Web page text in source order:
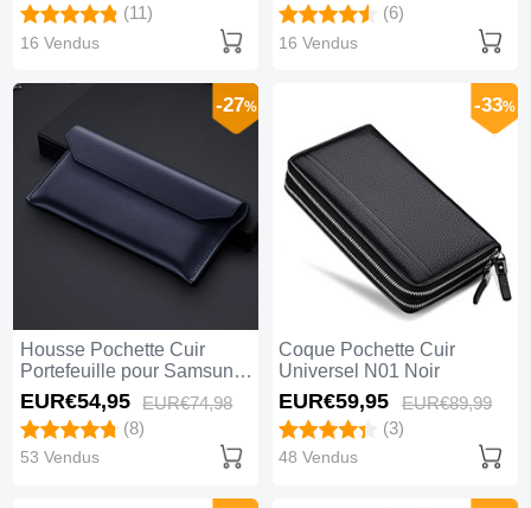
(11)
16 Vendus
(6)
16 Vendus
Housse Pochette Cuir
Portefeuille pour Samsung
Galaxy Z Fold3 5G Bleu
EUR€54,95 EUR€74,98
-27%
(8)
53 Vendus
Coque Pochette Cuir
Universel N01 Noir
EUR€59,95 EUR€89,99
-33%
(3)
48 Vendus